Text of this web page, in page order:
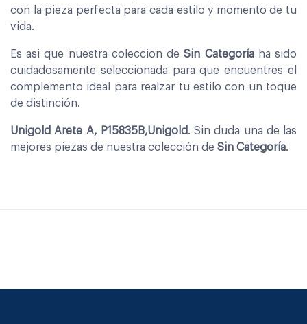
con la pieza perfecta para cada estilo y momento de tu
vida.
Es asi que nuestra coleccion deSin Categoríaha sido
cuidadosamente seleccionada para que encuentres el
complemento ideal para realzar tu estilo con un toque
de distinción.
Unigold Arete A, P15835B,Unigold. Sin duda una de las
mejores piezas de nuestra colección de Sin Categoría.